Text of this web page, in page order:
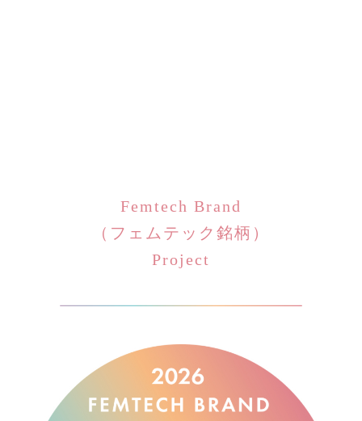
Femtech Brand
（フェムテック銘柄）
Project